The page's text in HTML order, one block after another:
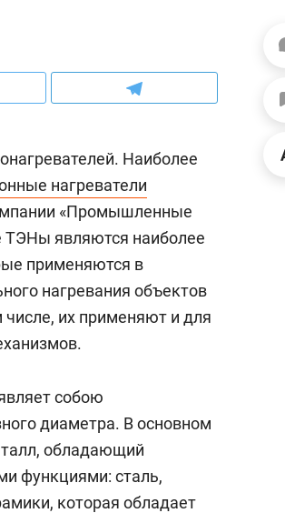
Наиболее
нагреватели
«Промышленные
ТЭНы являются наиболее
применяются в
нагревания объектов
их применяют и для
собою
диаметра. В основном
обладающий
функциями: сталь,
которая обладает
с мебелью за 2
для меня это